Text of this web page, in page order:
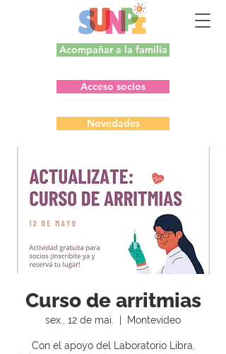
Acompañar a la familia
Acceso socios
Novedades
Curso de arritmias
sex., 12 de mai. Montevideo
Con el apoyo del Laboratorio Libra,